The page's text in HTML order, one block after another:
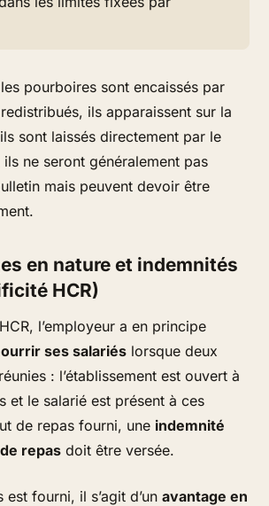
pourboires sont encaissés par
ils apparaissent sur la
sont laissés directement par le
ne seront généralement pas
mais peuvent devoir être
en nature et indemnités
HCR)
l’employeur a en principe
ses salariés lorsque deux
: l’établissement est ouvert à
et le salarié est présent à ces
de repas fourni, une indemnité
repas doit être versée.
est fourni, il s’agit d’unavantage en